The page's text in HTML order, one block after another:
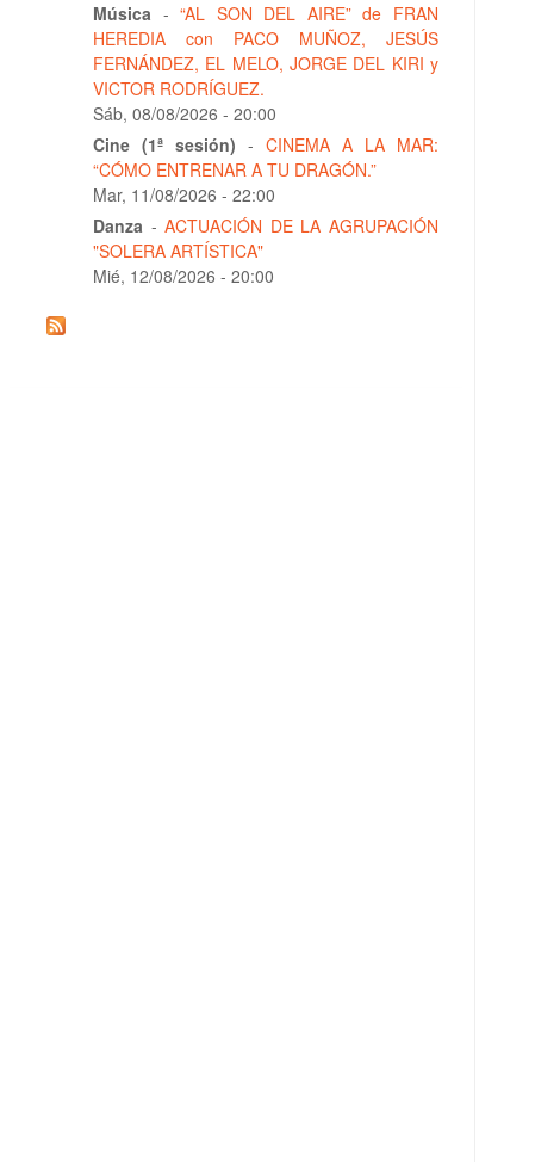
Música -“AL SON DEL AIRE” de FRAN
HEREDIA con PACO MUÑOZ, JESÚS
FERNÁNDEZ, EL MELO, JORGE DEL KIRI y
VICTOR RODRÍGUEZ.
Sáb, 08/08/2026 - 20:00
Cine (1ª sesión) - CINEMA A LA MAR:
“CÓMO ENTRENAR A TU DRAGÓN.”
Mar, 11/08/2026 - 22:00
Danza -ACTUACIÓN DE LA AGRUPACIÓN
"SOLERA ARTÍSTICA"
Mié, 12/08/2026 - 20:00